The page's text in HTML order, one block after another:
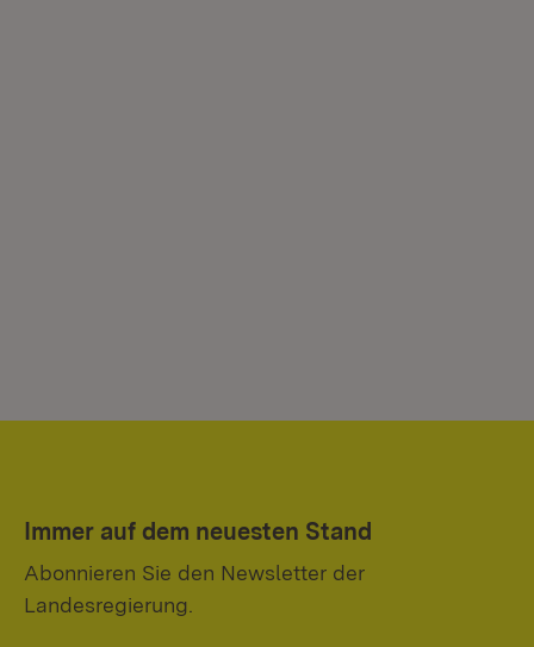
Immer auf dem neuesten Stand
Abonnieren Sie den Newsletter der
Landesregierung.